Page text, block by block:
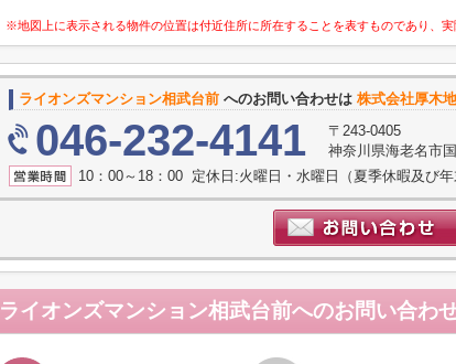
※地図上に表示される物件の位置は付近住所に所在することを表すものであり、実
ライオンズマンション相武台前 へのお問い合わせは 株式会社厚木
046-232-4141
〒243-0405
神奈川県海老名市
10：00～18：00 定休日:火曜日・水曜日（夏季休暇及び年
ライオンズマンション相武台前へのお問い合わ